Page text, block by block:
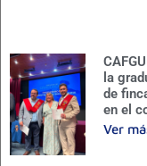
la
de
en el
Ver